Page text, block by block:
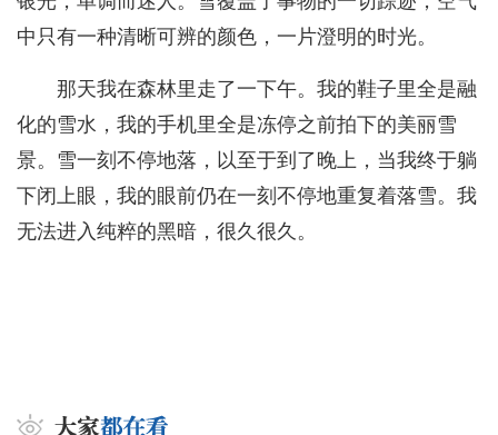
中只有一种清晰可辨的颜色，一片澄明的时光。
那天我在森林里走了一下午。我的鞋子里全是融
化的雪水，我的手机里全是冻停之前拍下的美丽雪
景。雪一刻不停地落，以至于到了晚上，当我终于躺
下闭上眼，我的眼前仍在一刻不停地重复着落雪。我
无法进入纯粹的黑暗，很久很久。